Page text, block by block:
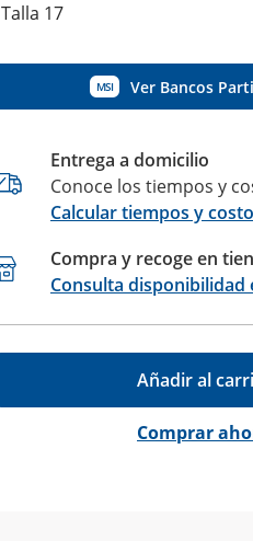
Talla 17
MSI Ver Bancos
Entrega a domicilio
Conoce los tiempos y
Calcular tiempos y
Compra y recoge en
Consulta disponibilidad
Añadir al
Comprar